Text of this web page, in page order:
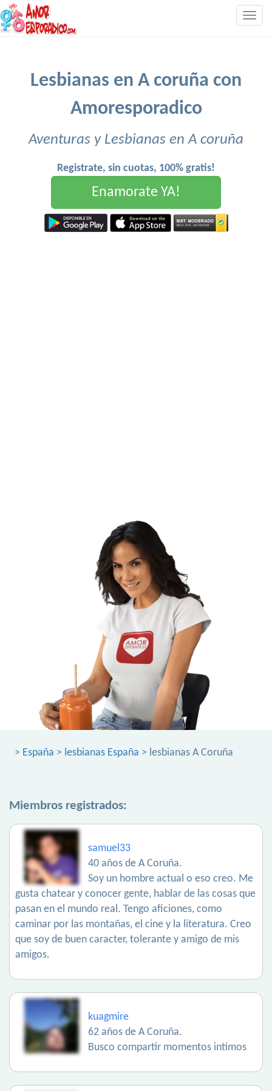
Lesbianas en A coruña con
Amoresporadico
Aventuras y Lesbianas en A coruña
Registrate, sin cuotas, 100% gratis!
Enamorate YA!
> España > lesbianas España > lesbianas A Coruña
Miembros registrados:
samuel33
40 años de A Coruña.
Soy un hombre actual o eso creo. Me
gusta chatear y conocer gente, hablar de las cosas que
pasan en el mundo real. Tengo aficiones, como
caminar por las montañas, el cine y la literatura. Creo
que soy de buen caracter, tolerante y amigo de mis
amigos.
kuagmire
62 años de A Coruña.
Busco compartir momentos intimos